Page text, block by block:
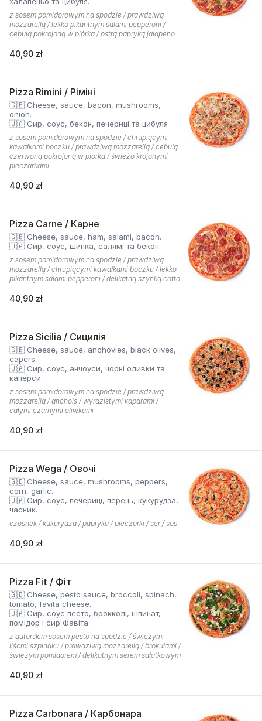
z sosem pomidorowym na spodzie / prawdziwą
mozzarellą / lekko pikantnym salami pepperoni /
cebulą pokrojoną w piórka / ostrą papryką jalapeno
40,90 zł
Pizza Rimini / Ріміні
🇬🇧 Cheese, sauce, bacon, mushrooms,
onion.
🇺🇦 Сир, соус, бекон, печериці та цибуля
z sosem pomidorowym na spodzie / chrupiącymi
kawałkami boczku / prawdziwą mozzarellą / cebulą
czerwoną pokrojoną w piórka / świeżo krojonymi
pieczarkami
40,90 zł
Pizza Carne / Карне
🇬🇧 Cheese, sauce, ham, salami, bacon.
🇺🇦 Сир, соус, шинка, салямі та бекон.
z sosem pomidorowym na spodzie / prawdziwą
mozzarellą / chrupiącymi kawałkami boczku / lekko
pikantnym salami pepperoni / delikatną szynką cotto
40,90 zł
Pizza Sicilia / Сицилія
🇬🇧 Cheese, sauce, anchovies, black olives,
capers.
🇺🇦 Сир, соус, анчоуси, чорні оливки та
каперси.
z sosem pomidorowym na spodzie / prawdziwą
mozzarellą / anchois / wyrazistymi kaparami /
całymi czarnymi oliwkami
40,90 zł
Pizza Wega / Овочі
🇬🇧 Cheese, sauce, mushrooms, peppers,
corn, garlic.
🇺🇦 Сир, соус, печериці, перець, кукурудза,
часник.
czosnek / kukurydza / papryka / pieczarki / ser / sos
40,90 zł
Pizza Fit / Фіт
🇬🇧 Cheese, pesto sauce, broccoli, spinach,
tomato, favita cheese.
🇺🇦 Сир, соус песто, брокколі, шпинат,
помідор і сир Фавіта.
z autorskim sosem pesto na spodzie / świeżymi
liśćmi szpinaku / prawdziwą mozzarellą / brokułami /
świeżym pomidorem / delikatnym serem sałatkowym
40,90 zł
Pizza Carbonara / Карбонара